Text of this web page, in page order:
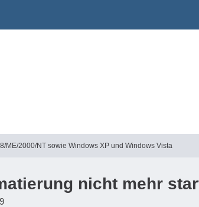
ME/2000/NT sowie Windows XP und Windows Vista
nicht mehr